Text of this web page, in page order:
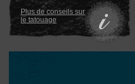
Plus de conseils sur
le tatouage